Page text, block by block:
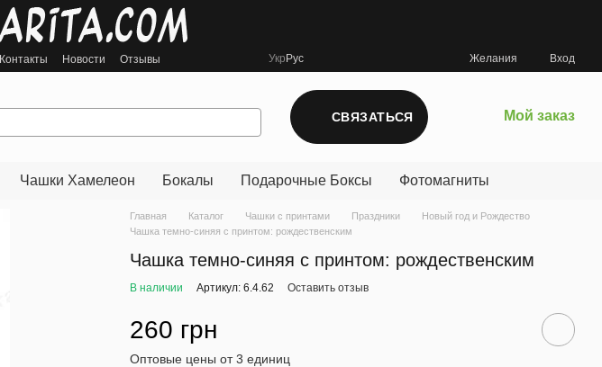
Контакты Новости Отзывы Укр Рус Желания Вход
СВЯЗАТЬСЯ Мой заказ
Чашки Хамелеон Бокалы Подарочные Боксы Фотомагниты
Главная Каталог Чашки с принтами Праздники
Новый год и Рождество
Чашка темно-синяя с принтом: рождественским
Чашка темно-синяя с принтом: рождественским
В наличии Артикул: 6.4.62 Оставить отзыв
260 грн
Оптовые цены от 3 единиц